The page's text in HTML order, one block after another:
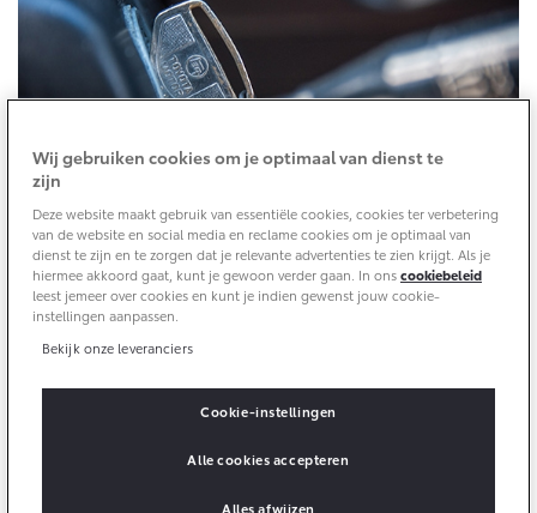
Toyota fabrieksgarantie
10 jaar Toyota garantie
10 jaar batterijgarantie
Onderdelen & Accessoires
Onderdelen
Accessoires
Banden
Ik moest rijden
“Het grijpt me, nog altijd”, zegt de 57-jarige Matti
Wevers als hij terugdenkt aan het moment dat hem zijn
leven lang bij zou blijven. Hij ziet het nog voor zich,
uitstrekt en hem de sleutels van zijn lichtblauwe Toyota
gehaald”, zegt Matti, “ik kreeg geen preek, geen
Wij gebruiken cookies om je optimaal van dienst te
zijn
Deze website maakt gebruik van essentiële cookies, cookies ter verbetering
van de website en social media en reclame cookies om je optimaal van
dienst te zijn en te zorgen dat je relevante advertenties te zien krijgt. Als je
hiermee akkoord gaat, kunt je gewoon verder gaan. In onscookiebeleid
leest jemeer over cookies en kunt je indien gewenst jouw cookie-
instellingen aanpassen.
Bekijk onze leveranciers
Cookie-instellingen
Alles afwijzen
Alle cookies accepteren